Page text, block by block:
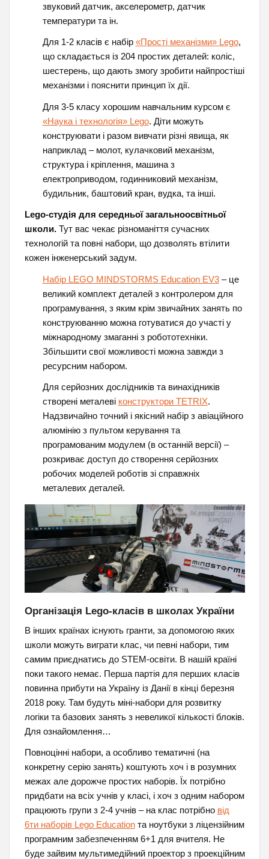
звуковий датчик, акселерометр, датчик
температури та ін.
Для 1-2 класів є набір «Прості механізми» Lego,
що складається із 204 простих деталей: коліс,
шестерень, що дають змогу зробити найпростіші
механізми і пояснити принцип їх дії.
Для 3-5 класу хорошим навчальним курсом є
«Наука і технологія» Lego. Діти можуть
конструювати і разом вивчати різні явища, як
наприклад – молот, кулачковий механізм,
структура і кріплення, машина з
електроприводом, годинниковий механізм,
будильник, баштовий кран, вудка, та інші.
Lego-студія для середньої загальноосвітньої
школи. Тут вас чекає різноманіття сучасних
технологій та повні набори, що дозволять втілити
кожен інженерський задум.
Набір LEGO MINDSTORMS Education EV3– це
великий комплект деталей з контролером для
програмування, з яким крім звичайних занять по
конструюванню можна готуватися до участі у
міжнародному змаганні з робототехніки.
Збільшити свої можливості можна завжди з
ресурсним набором.
Для серйозних дослідників та винахідників
створені металеві конструктори TETRIX.
Надзвичайно точний і якісний набір з авіаційного
алюмінію з пультом керування та
програмованим модулем (в останній версії) –
розкриває доступ до створення серйозних
робочих моделей роботів зі справжніх
металевих деталей.
Організація Lego-класів в школах України
В інших країнах існують гранти, за допомогою яких
школи можуть виграти клас, чи певні набори, тим
самим приєднатись до STEM-освіти. В нашій країні
поки такого немає. Перша партія для перших класів
повинна прибути на Україну із Данії в кінці березня
2018 року. Там будуть міні-набори для розвитку
логіки та базових занять з невеликої кількості блоків.
Для ознайомлення…
Повноцінні набори, а особливо тематичні (на
конкретну серію занять) коштують хоч і в розумних
межах але дорожче простих наборів. Їх потрібно
придбати на всіх учнів у класі, і хоч з одним набором
працюють групи з 2-4 учнів – на клас потрібно від
6ти наборів Lego Educationта ноутбуки з ліцензійним
програмним забезпеченням 6+1 для вчителя. Не
буде зайвим мультимедійний проектор з проекційним